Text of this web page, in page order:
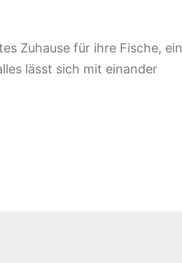
Zuhause für ihre Fische, ein
lässt sich mit einander